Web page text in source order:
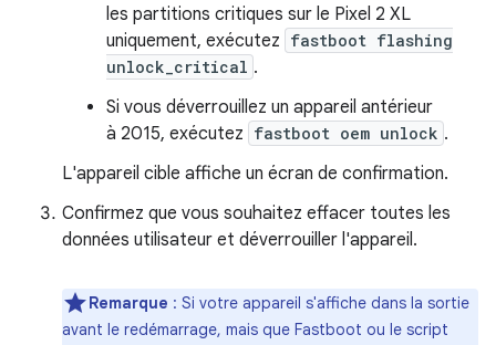
les partitions critiques sur le Pixel 2 XL
uniquement, exécutez fastboot flashing
unlock_critical .
Si vous déverrouillez un appareil antérieur
à 2015, exécutez fastboot oem unlock .
L'appareil cible affiche un écran de confirmation.
Confirmez que vous souhaitez effacer toutes les
données utilisateur et déverrouiller l'appareil.
Remarque : Si votre appareil s'affiche dans la sortie
avant le redémarrage, mais que Fastboot ou le script